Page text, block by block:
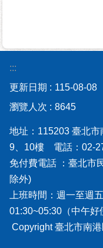
覽
回
首
頁
English
陳
情
統
:::
更新日期
115-08-08
瀏覽人次
8645
地址：115203 臺北市
9、10樓 電話：02-
免付費電話 ：臺北市
除外)
上班時間：週一至週
01:30~05:30（中午好
Copyright 臺北市南